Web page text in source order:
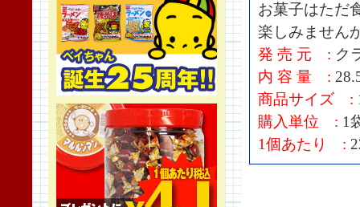
お菓子はただ
楽しみません
発 売 元 : ク
内 容 量 :
商品サイズ :
購入単位 : 1
1個あたり :